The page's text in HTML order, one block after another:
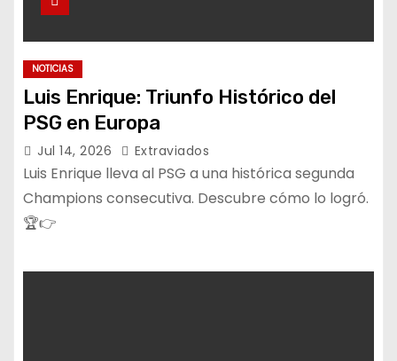
NOTICIAS
Luis Enrique: Triunfo Histórico del
PSG en Europa
Jul 14, 2026 Extraviados
Luis Enrique lleva al PSG a una histórica segunda
Champions consecutiva. Descubre cómo lo logró.
🏆👉